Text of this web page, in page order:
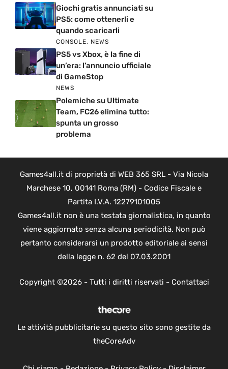
Giochi gratis annunciati su
PS5: come ottenerli e
quando scaricarli
CONSOLE, NEWS
PS5 vs Xbox, è la fine di
un’era: l’annuncio ufficiale
di GameStop
NEWS
Polemiche su Ultimate
Team, FC26 elimina tutto:
spunta un grosso
problema
Games4all.it di proprietà di WEB 365 SRL - Via Nicola
Marchese 10, 00141 Roma (RM) - Codice Fiscale e
Partita I.V.A. 12279101005
Games4all.it non è una testata giornalistica, in quanto
viene aggiornato senza alcuna periodicità. Non può
pertanto considerarsi un prodotto editoriale ai sensi
della legge n. 62 del 07.03.2001
Copyright ©2026 - Tutti i diritti riservati - Contattaci
Le attività pubblicitarie su questo sito sono gestite da
theCoreAdv